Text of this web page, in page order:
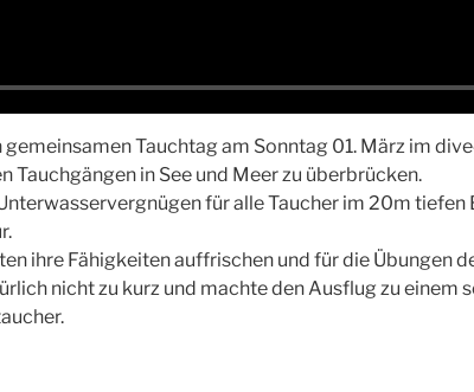
Tauchtag am Sonntag 01. März im
Tauchgängen in See und Meer zu überbrücken.
für alle Taucher im 20m tiefen
ihre Fähigkeiten auffrischen und für die Übungen
nicht zu kurz und machte den Ausflug zu einem